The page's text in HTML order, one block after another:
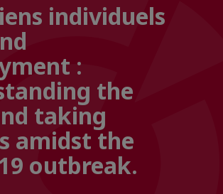
individuels
:
the
taking
amidst the
outbreak.